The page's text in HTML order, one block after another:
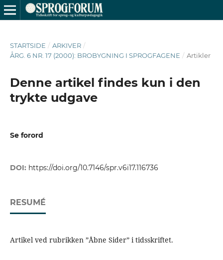
STARTSIDE / ARKIVER /
ÅRG. 6 NR. 17 (2000): BROBYGNING I SPROGFAGENE / Artikler
Denne artikel findes kun i den
trykte udgave
Se forord
DOI: https://doi.org/10.7146/spr.v6i17.116736
RESUMÉ
Artikel ved rubrikken ”Åbne Sider” i tidsskriftet.